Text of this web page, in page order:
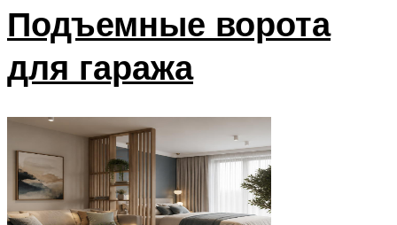
Подъемные ворота
для гаража